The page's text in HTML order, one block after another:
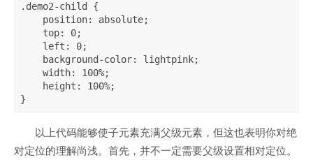
.demo2-child {
以上代码能够使子元素充满父级元素，但这也表明你对绝
对定位的理解尚浅。首先，并不一定需要父级设置相对定位。